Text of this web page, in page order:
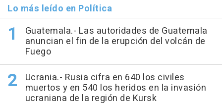
Lo más leído en Política
Guatemala.- Las autoridades de Guatemala
anuncian el fin de la erupción del volcán de
Fuego
Ucrania.- Rusia cifra en 640 los civiles
muertos y en 540 los heridos en la invasión
ucraniana de la región de Kursk